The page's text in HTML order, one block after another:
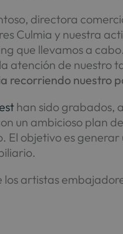
directora
Culmia y nuestra
que llevamos a
atención de nuestro
recorriendo nuestro
han sido grabados,
un ambicioso plan
El objetivo es
los artistas